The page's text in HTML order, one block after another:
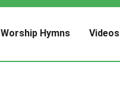
Worship Hymns Videos